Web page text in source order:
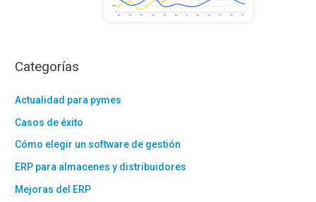
Categorías
Actualidad para pymes
Casos de éxito
Cómo elegir un software de gestión
ERP para almacenes y distribuidores
Mejoras del ERP